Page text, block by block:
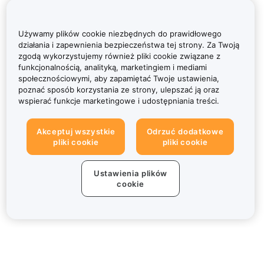
Używamy plików cookie niezbędnych do prawidłowego
działania i zapewnienia bezpieczeństwa tej strony. Za Twoją
zgodą wykorzystujemy również pliki cookie związane z
funkcjonalnością, analityką, marketingiem i mediami
społecznościowymi, aby zapamiętać Twoje ustawienia,
poznać sposób korzystania ze strony, ulepszać ją oraz
wspierać funkcje marketingowe i udostępniania treści.
Akceptuj wszystkie
pliki cookie
Odrzuć dodatkowe
pliki cookie
Ustawienia plików
cookie